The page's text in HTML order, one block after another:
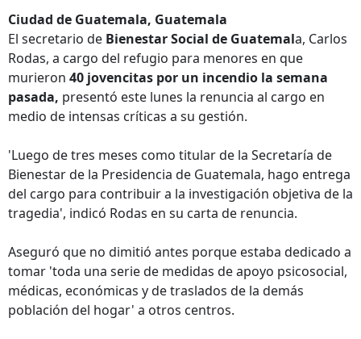
Ciudad de Guatemala, Guatemala
El secretario de Bienestar Social de Guatemala, Carlos
Rodas, a cargo del refugio para menores en que
murieron 40 jovencitas por un incendio la semana
pasada, presentó este lunes la renuncia al cargo en
medio de intensas críticas a su gestión.
'Luego de tres meses como titular de la Secretaría de
Bienestar de la Presidencia de Guatemala, hago entrega
del cargo para contribuir a la investigación objetiva de la
tragedia', indicó Rodas en su carta de renuncia.
Aseguró que no dimitió antes porque estaba dedicado a
tomar 'toda una serie de medidas de apoyo psicosocial,
médicas, económicas y de traslados de la demás
población del hogar' a otros centros.